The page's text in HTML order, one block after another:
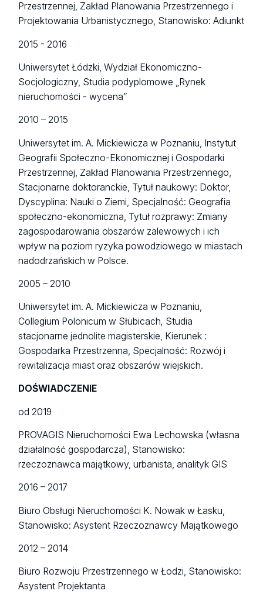
Przestrzennej, Zakład Planowania Przestrzennego i
Projektowania Urbanistycznego, Stanowisko: Adiunkt
2015 - 2016
Uniwersytet Łódzki, Wydział Ekonomiczno-
Socjologiczny, Studia podyplomowe „Rynek
nieruchomości - wycena”
2010 – 2015
Uniwersytet im. A. Mickiewicza w Poznaniu, Instytut
Geografii Społeczno-Ekonomicznej i Gospodarki
Przestrzennej, Zakład Planowania Przestrzennego,
Stacjonarne doktoranckie, Tytuł naukowy: Doktor,
Dyscyplina: Nauki o Ziemi, Specjalność: Geografia
społeczno-ekonomiczna, Tytuł rozprawy: Zmiany
zagospodarowania obszarów zalewowych i ich
wpływ na poziom ryzyka powodziowego w miastach
nadodrzańskich w Polsce.
2005 – 2010
Uniwersytet im. A. Mickiewicza w Poznaniu,
Collegium Polonicum w Słubicach, Studia
stacjonarne jednolite magisterskie, Kierunek :
Gospodarka Przestrzenna, Specjalność: Rozwój i
rewitalizacja miast oraz obszarów wiejskich.
DOŚWIADCZENIE
od 2019
PROVAGIS Nieruchomości Ewa Lechowska (własna
działalność gospodarcza), Stanowisko:
rzeczoznawca majątkowy, urbanista, analityk GIS
2016 – 2017
Biuro Obsługi Nieruchomości K. Nowak w Łasku,
Stanowisko: Asystent Rzeczoznawcy Majątkowego
2012 – 2014
Biuro Rozwoju Przestrzennego w Łodzi, Stanowisko:
Asystent Projektanta